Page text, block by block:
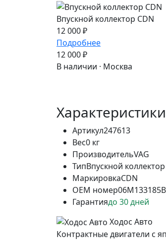
Впускной коллектор CDN
12 000 ₽
Подробнее
12 000 ₽
В наличии · Москва
Характеристики
Артикул247613
Вес0 кг
ПроизводительVAG
ТипВпускной коллектор
МаркировкаCDN
OEM номер
Гарантиядо 30 дней
Ходос Авто
Контрактные двигатели с